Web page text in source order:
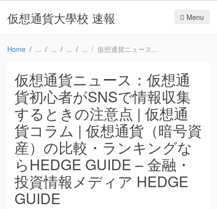
仮想通貨大學校 速報 Menu
Home 仮想通貨ニュース：仮想通貨初心者がSNSで情報収集するときの注意点 | 仮想通貨コラム | 仮想通貨（暗号資産）の比較・ランキングならHEDGE GUIDE – 金融・投資情報メディア HEDGE GUIDE
仮想通貨ニュース：仮想通
貨初心者がSNSで情報収集
するときの注意点 | 仮想通
貨コラム | 仮想通貨（暗号資
産）の比較・ランキングな
らHEDGE GUIDE – 金融・
投資情報メディア HEDGE
GUIDE